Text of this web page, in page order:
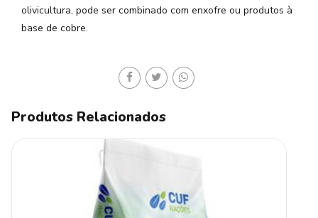
olivicultura, pode ser combinado com enxofre ou produtos à
base de cobre.
Produtos Relacionados